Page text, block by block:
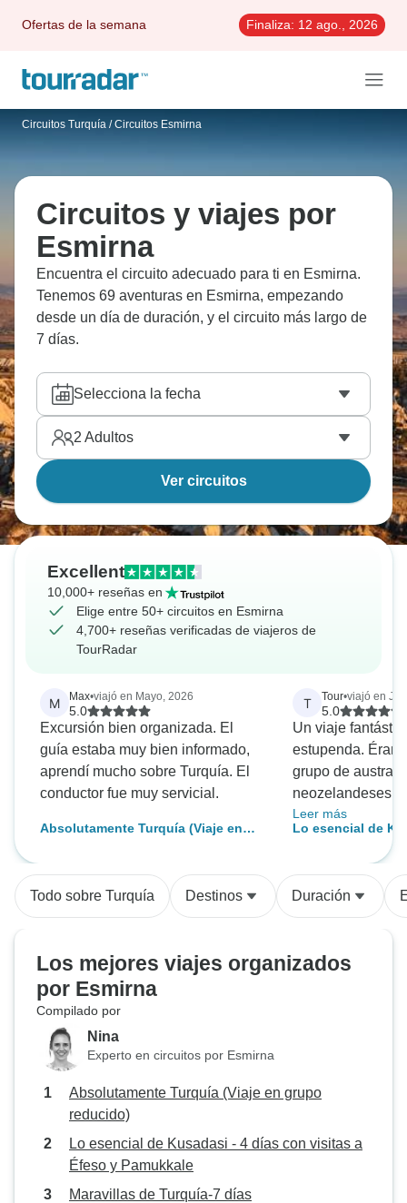
Ofertas de la semana Finaliza: 12 ago., 2026
Circuitos Turquía / Circuitos Esmirna
Circuitos y viajes por
Esmirna
Encuentra el circuito adecuado para ti en Esmirna.
Tenemos 69 aventuras en Esmirna, empezando
desde un día de duración, y el circuito más largo de
7 días.
Selecciona la fecha
2 Adultos
Ver circuitos
Excellent
10,000+ reseñas en
Elige entre 50+ circuitos en Esmirna
4,700+ reseñas verificadas de viajeros de
TourRadar
M Max•viajó en Mayo, 2026
5.0
Excursión bien organizada. El
guía estaba muy bien informado,
aprendí mucho sobre Turquía. El
conductor fue muy servicial.
Absolutamente Turquía (Viaje en
T Tour•viajó en
5.0
Un viaje
estupenda.
grupo de
neozelandeses
pasamos genial,
organizado con
profesional
recomendable...
Leer más
Lo esencial de
visitas a Éfeso y
Todo sobre Turquía Destinos Duración
Los mejores viajes organizados
por Esmirna
Compilado por
Nina
Experto en circuitos por Esmirna
Absolutamente Turquía (Viaje en grupo
reducido)
Lo esencial de Kusadasi - 4 días con visitas a
Éfeso y Pamukkale
Maravillas de Turquía-7 días